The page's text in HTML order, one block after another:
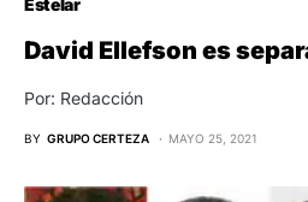
Estelar
David Ellefson es
Por: Redacción
BY GRUPO CERTEZA MAYO 25, 2021